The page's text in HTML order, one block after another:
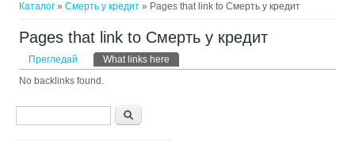
Каталог »Смерть у кредит » Pages that link to Смерть у кредит
Pages that link to Смерть у кредит
Primary tabs
Прегледай What links here
No backlinks found.
Форма за търсене